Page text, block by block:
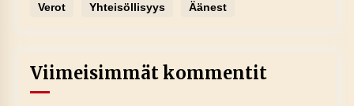
Verot
Yhteisöllisyys Äänest
Viimeisimmät kommentit